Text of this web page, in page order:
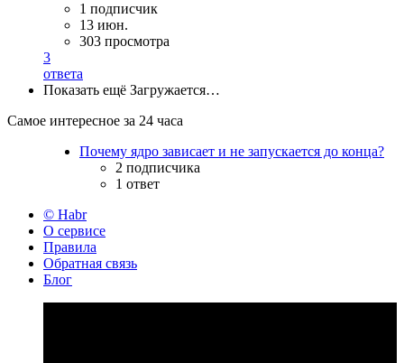
1 подписчик
13 июн.
303 просмотра
3
ответа
Показать ещё Загружается…
Самое интересное за 24 часа
Почему ядро зависает и не запускается до конца?
2 подписчика
1 ответ
© Habr
О сервисе
Правила
Обратная связь
Блог